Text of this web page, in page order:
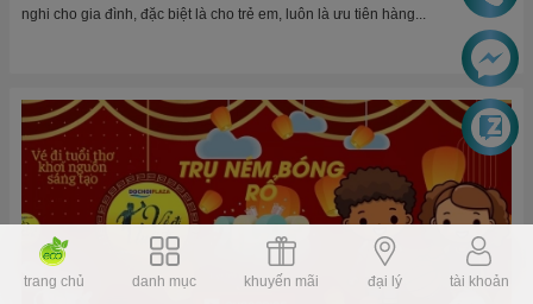
nghi cho gia đình, đặc biệt là cho trẻ em, luôn là ưu tiên hàng...
trang chủ danh mục khuyến mãi đại lý tài khoản